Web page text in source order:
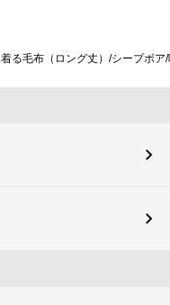
着る毛布（ロング丈）/シープボア